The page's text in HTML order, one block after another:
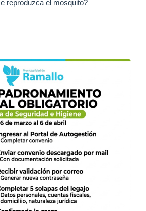
reproduzca el mosquito?